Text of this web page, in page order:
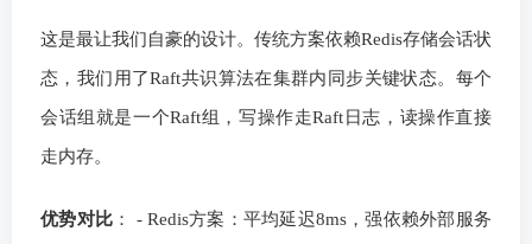
这是最让我们自豪的设计。传统方案依赖Redis存储会话状
态，我们用了Raft共识算法在集群内同步关键状态。每个
会话组就是一个Raft组，写操作走Raft日志，读操作直接
走内存。
优势对比 ： - Redis方案：平均延迟8ms，强依赖外部服务